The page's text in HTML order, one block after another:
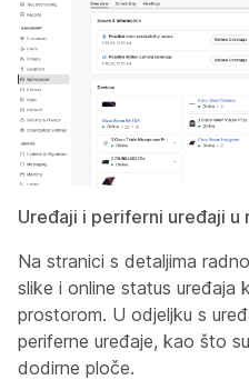
Uređaji i periferni uređaji u
Na stranici s detaljima
slike i online status uređaja
prostorom. U odjeljku s
periferne uređaje, kao što
dodirne ploče.